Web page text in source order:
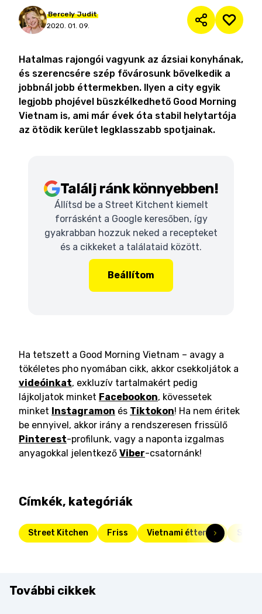
Bercely Judit
2020. 01. 09.
Hatalmas rajongói vagyunk az ázsiai konyhának,
és szerencsére szép fővárosunk bővelkedik a
jobbnál jobb éttermekben. Ilyen a city egyik
legjobb phojével büszkélkedhető Good Morning
Vietnam is, ami már évek óta stabil helytartója
az ötödik kerület legklasszabb spotjainak.
Találj ránk könnyebben!
Állítsd be a Street Kitchent kiemelt
forrásként a Google keresőben, így
gyakrabban hozzuk neked a recepteket
és a cikkeket a találataid között.
Beállítom
Ha tetszett a Good Morning Vietnam – avagy a
tökéletes pho nyomában cikk, akkor csekkoljátok a
videóinkat, exkluzív tartalmakért pedig
lájkoljatok minket Facebookon, kövessetek
minket Instagramon és Tiktokon! Ha nem éritek
be ennyivel, akkor irány a rendszeresen frissülő
Pinterest-profilunk, vagy a naponta izgalmas
anyagokkal jelentkező Viber-csatornánk!
Címkék, kategóriák
Street Kitchen Friss Vietnami étterem
További cikkek